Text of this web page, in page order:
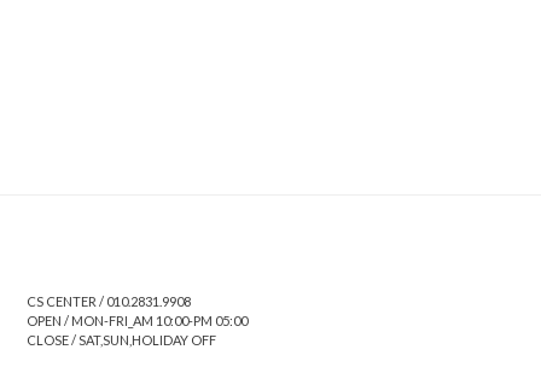
CS CENTER / 010.2831.9908
OPEN / MON-FRI_AM 10:00-PM 05:00
CLOSE / SAT,SUN,HOLIDAY OFF